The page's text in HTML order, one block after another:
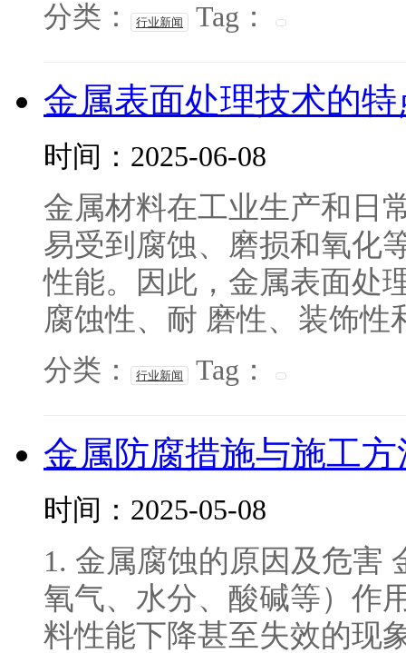
分类： 行业新闻 Tag：
金属表面处理技术的
时间：2025-06-08
金属材料在工业生产和日
易受到腐蚀、磨损和氧化
性能。因此，金属表面处
腐蚀性、耐 磨性、装饰性
分类： 行业新闻 Tag：
金属防腐措施与施工
时间：2025-05-08
1. 金属腐蚀的原因及危害
氧气、水分、酸碱等）作
料性能下降甚至失效的现